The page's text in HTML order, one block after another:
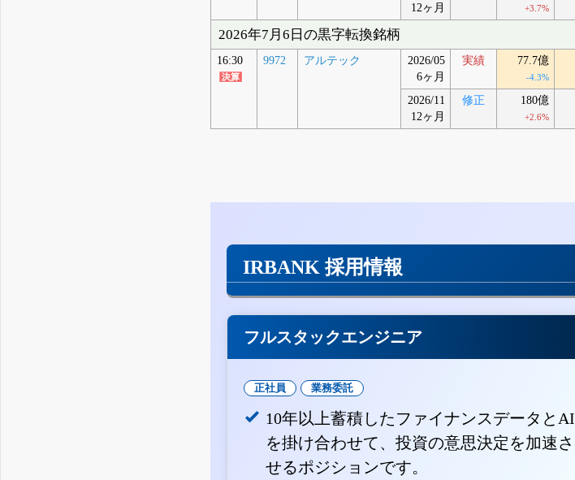
12ヶ月
+3.7%
2026年7月6日の黒字転換銘柄
16:30 9972 アルテック
2026/05
6ヶ月
実績 77.7億
-4.3%
2026/11
12ヶ月
修正 180億
+2.6%
IRBANK 採用情報
フルスタックエンジニア
正社員 業務委託
10年以上蓄積したファイナンスデータとAI
を掛け合わせて、投資の意思決定を加速さ
せるポジションです。